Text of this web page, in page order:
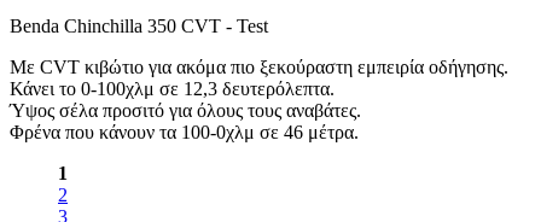
Benda Chinchilla 350 CVT - Test
Με CVT κιβώτιο για ακόμα πιο ξεκούραστη εμπειρία οδήγησης.
Κάνει το 0-100χλμ σε 12,3 δευτερόλεπτα.
Ύψος σέλα προσιτό για όλους τους αναβάτες.
Φρένα που κάνουν τα 100-0χλμ σε 46 μέτρα.
1
2
3